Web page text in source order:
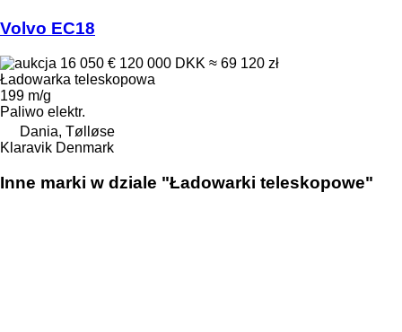
Volvo EC18
16 050 € 120 000 DKK ≈ 69 120 zł
Ładowarka teleskopowa
199 m/g
Paliwo elektr.
Dania, Tølløse
Klaravik Denmark
Inne marki w dziale "Ładowarki teleskopowe"